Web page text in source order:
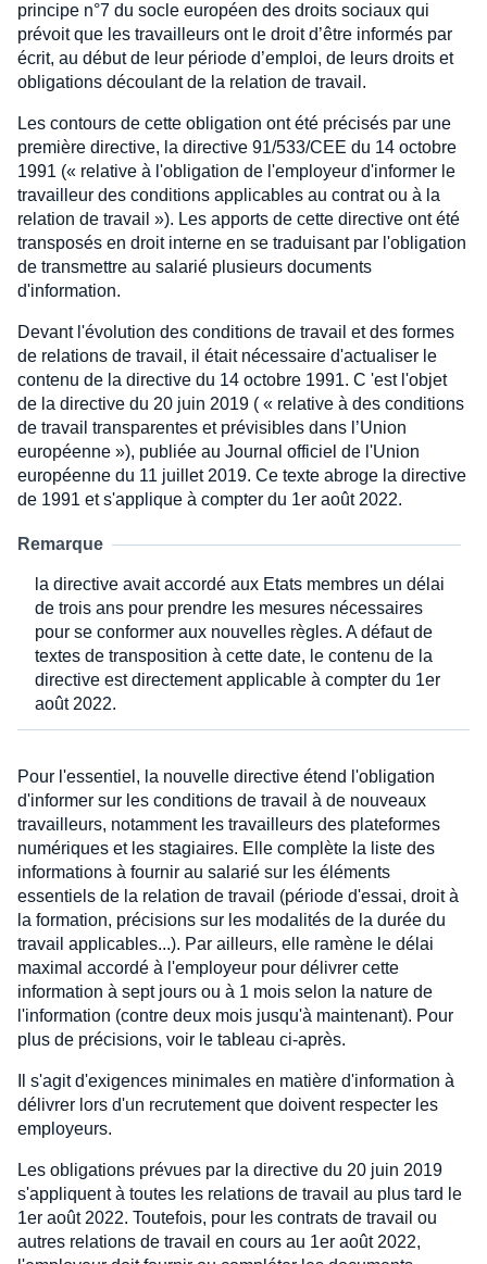
principe n°7 du socle européen des droits sociaux qui
prévoit que les travailleurs ont le droit d’être informés par
écrit, au début de leur période d’emploi, de leurs droits et
obligations découlant de la relation de travail.
Les contours de cette obligation ont été précisés par une
première directive, la directive 91/533/CEE du 14 octobre
1991 (« relative à l'obligation de l'employeur d'informer le
travailleur des conditions applicables au contrat ou à la
relation de travail »). Les apports de cette directive ont été
transposés en droit interne en se traduisant par l'obligation
de transmettre au salarié plusieurs documents
d'information.
Devant l'évolution des conditions de travail et des formes
de relations de travail, il était nécessaire d'actualiser le
contenu de la directive du 14 octobre 1991. C 'est l'objet
de la directive du 20 juin 2019 ( « relative à des conditions
de travail transparentes et prévisibles dans l’Union
européenne »), publiée au Journal officiel de l'Union
européenne du 11 juillet 2019. Ce texte abroge la directive
de 1991 et s'applique à compter du 1er août 2022.
Remarque
la directive avait accordé aux Etats membres un délai
de trois ans pour prendre les mesures nécessaires
pour se conformer aux nouvelles règles. A défaut de
textes de transposition à cette date, le contenu de la
directive est directement applicable à compter du 1er
août 2022.
Pour l'essentiel, la nouvelle directive étend l'obligation
d'informer sur les conditions de travail à de nouveaux
travailleurs, notamment les travailleurs des plateformes
numériques et les stagiaires. Elle complète la liste des
informations à fournir au salarié sur les éléments
essentiels de la relation de travail (période d'essai, droit à
la formation, précisions sur les modalités de la durée du
travail applicables...). Par ailleurs, elle ramène le délai
maximal accordé à l'employeur pour délivrer cette
information à sept jours ou à 1 mois selon la nature de
l'information (contre deux mois jusqu'à maintenant). Pour
plus de précisions, voir le tableau ci-après.
Il s'agit d'exigences minimales en matière d'information à
délivrer lors d'un recrutement que doivent respecter les
employeurs.
Les obligations prévues par la directive du 20 juin 2019
s'appliquent à toutes les relations de travail au plus tard le
1er août 2022. Toutefois, pour les contrats de travail ou
autres relations de travail en cours au 1er août 2022,